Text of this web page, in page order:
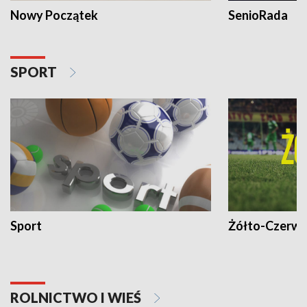
Nowy Początek SenioRada
SPORT
Sport Żółto-
ROLNICTWO I WIEŚ